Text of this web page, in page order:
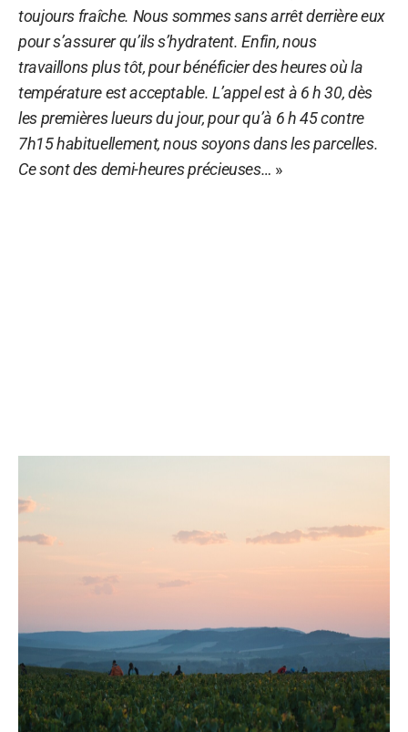
toujours fraîche. Nous sommes sans arrêt derrière eux
pour s’assurer qu’ils s’hydratent. Enfin, nous
travaillons plus tôt, pour bénéficier des heures où la
température est acceptable. L’appel est à 6 h 30, dès
les premières lueurs du jour, pour qu’à 6 h 45 contre
7h15 habituellement, nous soyons dans les parcelles.
Ce sont des demi-heures précieuses… »